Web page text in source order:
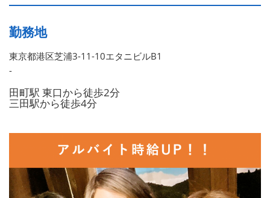
勤務地
東京都港区芝浦3-11-10エタニビルB1
-
田町駅 東口から徒歩2分
三田駅から徒歩4分